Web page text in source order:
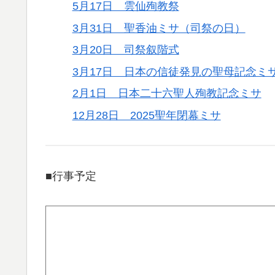
5月17日 雲仙殉教祭
3月31日 聖香油ミサ（司祭の日）
3月20日 司祭叙階式
3月17日 日本の信徒発見の聖母記念ミ
2月1日 日本二十六聖人殉教記念ミサ
12月28日 2025聖年閉幕ミサ
■行事予定